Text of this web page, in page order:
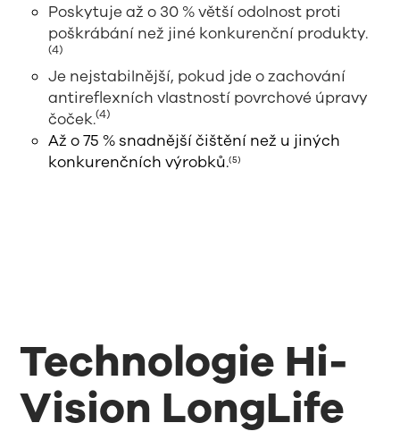
Poskytuje až o 30 % větší odolnost proti
poškrábání než jiné konkurenční produkty.
(4)
Je nejstabilnější, pokud jde o zachování
antireflexních vlastností povrchové úpravy
čoček.(4)
Až o 75 % snadnější čištění než u jiných
konkurenčních výrobků.(5)
Technologie Hi-
Vision LongLife